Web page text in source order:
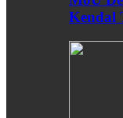
Kendal